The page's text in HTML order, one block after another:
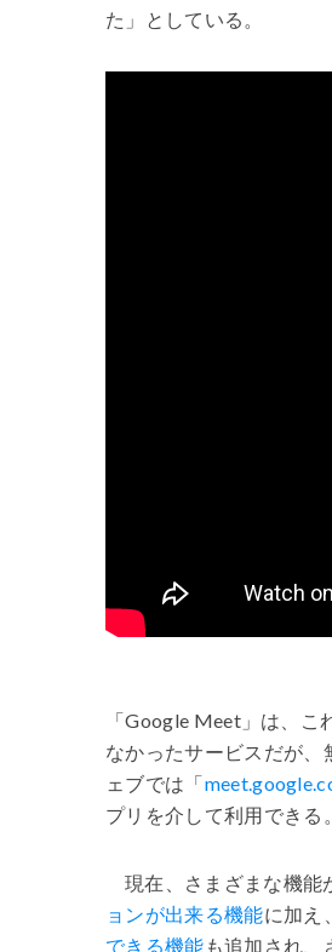
た」としている。
「Google Meet」は、こ
なかったサービスだが、
ェブでは「
プリを介して利用できる。
現在、さまざまな機能
ョンが出来る機能に加え、
できる機能 も追加され、